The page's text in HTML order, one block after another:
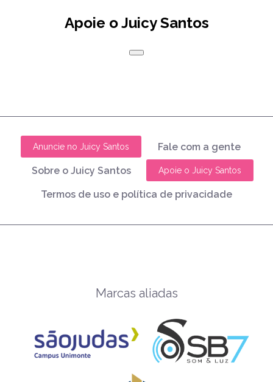
Apoie o Juicy Santos
Anuncie no Juicy Santos Fale com a gente
Sobre o Juicy Santos Apoie o Juicy Santos
Termos de uso e política de privacidade
Marcas aliadas